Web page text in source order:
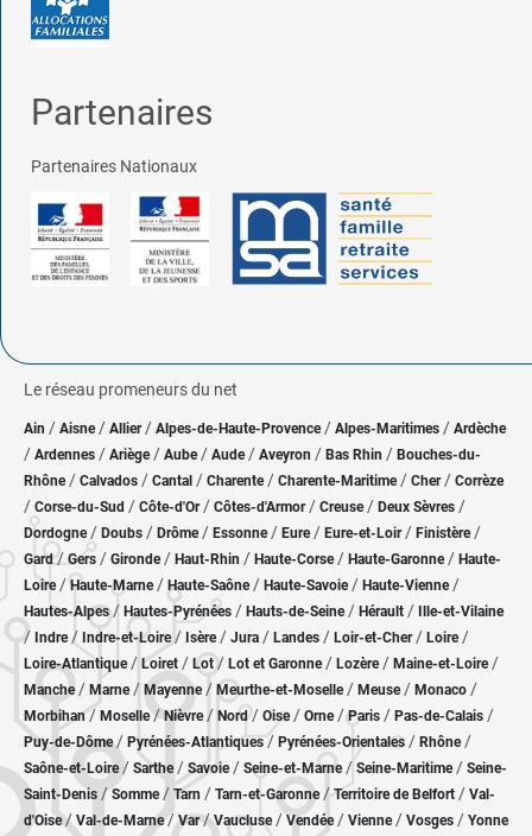
Partenaires
Partenaires Nationaux
Le réseau promeneurs du net
Ain / Aisne/ Allier/ Alpes-de-Haute-Provence / Alpes-Maritimes / Ardèche
/ Ardennes / Ariège/ Aube/ Aude / Aveyron / Bas Rhin / Bouches-du-
Rhône/ Calvados / Cantal / Charente / Charente-Maritime/ Cher / Corrèze
/ Corse-du-Sud / Côte-d'Or / Côtes-d'Armor/ Creuse/ Deux Sèvres /
Dordogne/ Doubs / Drôme/ Essonne / Eure/ Eure-et-Loir / Finistère/
Gard/Gers / Gironde/ Haut-Rhin / Haute-Corse/ Haute-Garonne/ Haute-
Loire/Haute-Marne/ Haute-Saône/ Haute-Savoie/ Haute-Vienne/
Hautes-Alpes/ Hautes-Pyrénées / Hauts-de-Seine/ Hérault / Ille-et-Vilaine
/ Indre/ Indre-et-Loire/ Isère/ Jura / Landes / Loir-et-Cher/ Loire/
Loire-Atlantique/ Loiret / Lot/ Lot et Garonne/ Lozère / Maine-et-Loire/
Manche/ Marne/ Mayenne/ Meurthe-et-Moselle/ Meuse/ Monaco /
Morbihan/ Moselle/ Nièvre / Nord/ Oise / Orne/Paris / Pas-de-Calais /
Puy-de-Dôme/ Pyrénées-Atlantiques / Pyrénées-Orientales / Rhône/
Saône-et-Loire/ Sarthe/ Savoie/ Seine-et-Marne/ Seine-Maritime/ Seine-
Saint-Denis /Somme/ Tarn / Tarn-et-Garonne/Territoire de Belfort / Val-
d'Oise/ Val-de-Marne/Var/Vaucluse/ Vendée/ Vienne/ Vosges / Yonne